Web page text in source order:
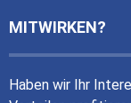
MITWIRKEN?
Haben wir Ihr